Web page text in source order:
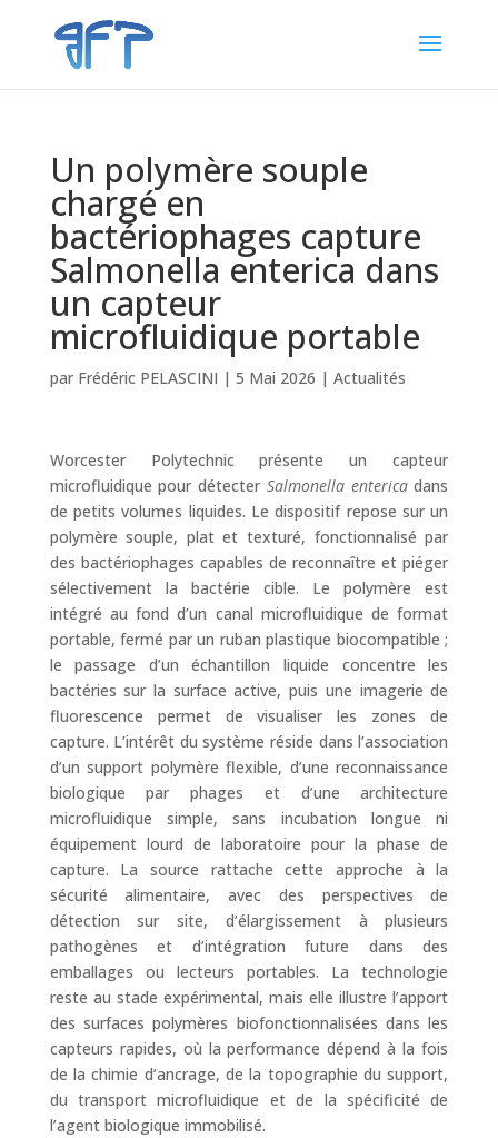
Un polymère souple
chargé en
bactériophages capture
Salmonella enterica dans
un capteur
microfluidique portable
par Frédéric PELASCINI | 5 Mai 2026 | Actualités
Worcester Polytechnic présente un capteur
microfluidique pour détecter Salmonella entericadans
de petits volumes liquides. Le dispositif repose sur un
polymère souple, plat et texturé, fonctionnalisé par
des bactériophages capables de reconnaître et piéger
sélectivement la bactérie cible. Le polymère est
intégré au fond d’un canal microfluidique de format
portable, fermé par un ruban plastique biocompatible ;
le passage d’un échantillon liquide concentre les
bactéries sur la surface active, puis une imagerie de
fluorescence permet de visualiser les zones de
capture. L’intérêt du système réside dans l’association
d’un support polymère flexible, d’une reconnaissance
biologique par phages et d’une architecture
microfluidique simple, sans incubation longue ni
équipement lourd de laboratoire pour la phase de
capture. La source rattache cette approche à la
sécurité alimentaire, avec des perspectives de
détection sur site, d’élargissement à plusieurs
pathogènes et d’intégration future dans des
emballages ou lecteurs portables. La technologie
reste au stade expérimental, mais elle illustre l’apport
des surfaces polymères biofonctionnalisées dans les
capteurs rapides, où la performance dépend à la fois
de la chimie d’ancrage, de la topographie du support,
du transport microfluidique et de la spécificité de
l’agent biologique immobilisé.